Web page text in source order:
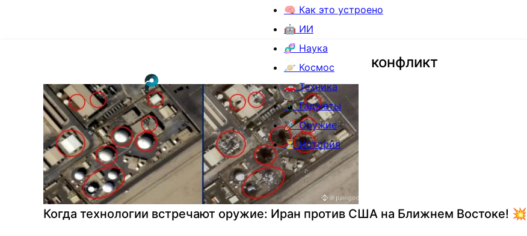
🧠 Как это устроено
🤖 ИИ
🧬 Наука
🪐 Космос
🚗 Техника
📱 Гаджеты
🚀 Оружие
⏳ История
конфликт
Когда технологии встречают оружие: Иран против США на Ближнем Востоке! 💥